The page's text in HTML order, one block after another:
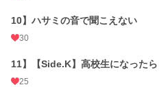
10】ハサミの音で聞こえない
30
11】【Side.K】高校生になったら
25